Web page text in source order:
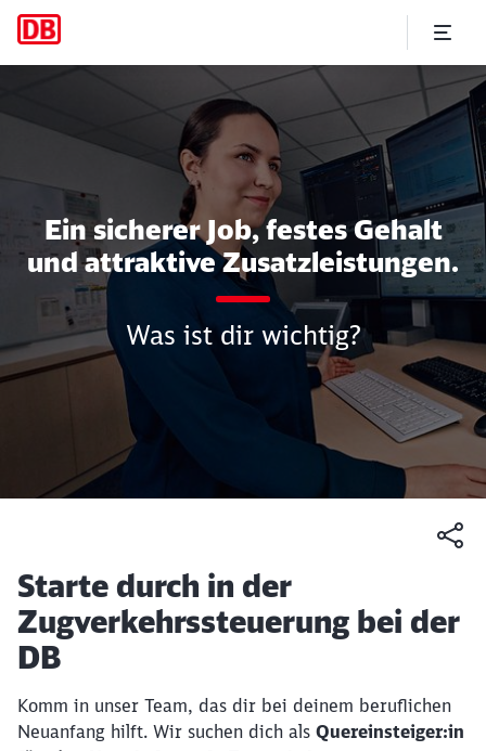
Starte durch in der
Ein sicherer Job, festes Gehalt
und attraktive Zusatzleistungen.
Was ist dir wichtig?
Artikel:
Starte durch in der
Zugverkehrssteuerung bei der
DB
Komm in unser Team, das dir bei deinem beruflichen
Neuanfang hilft. Wir suchen dich als Quereinsteiger:in